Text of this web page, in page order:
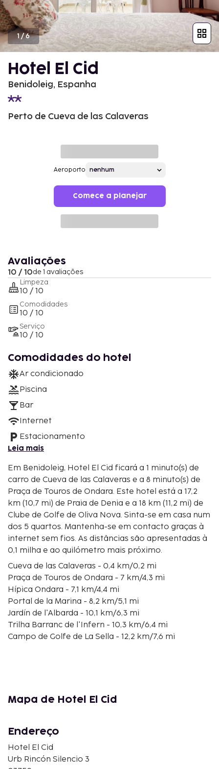
1/6
Hotel El Cid
Benidoleig, Espanha
Perto de Cueva de las Calaveras
Aeroporto
Comece a planejar
Avaliações
10 / 10de 1 avaliações
Limpeza
10 / 10
Comodidades
10 / 10
Serviço
10 / 10
Comodidades do hotel
Ar condicionado
Piscina
Bar
Internet
Estacionamento
Leia mais
Em Benidoleig, Hotel El Cid ficará a 1 minuto(s) de
carro de Cueva de las Calaveras e a 8 minuto(s) de
Praça de Touros de Ondara. Este hotel está a 17,2
km (10,7 mi) de Praia de Denia e a 18 km (11,2 mi) de
Clube de Golfe de Oliva Nova. Sinta-se em casa num
dos 5 quartos. Mantenha-se em contacto graças à
internet sem fios. As distâncias são apresentadas à
0,1 milha e ao quilómetro mais próximo.
Cueva de las Calaveras - 0,4 km/0,2 mi
Praça de Touros de Ondara - 7 km/4,3 mi
Hípica Ondara - 7,1 km/4,4 mi
Portal de la Marina - 8,2 km/5,1 mi
Jardín de l'Albarda - 10,1 km/6,3 mi
Trilha Barranc de l'Infern - 10,3 km/6,4 mi
Campo de Golfe de La Sella - 12,2 km/7,6 mi
Vale de Jalon - 13,8 km/8,6 mi
Platja de les Deveses - 14,4 km/8,9 mi
Centro Ecuestre Oliva Nova - 15,5 km/9,6 mi
Há estacionamento grátis no local. Participe nas
Mapa de Hotel El Cid
Endereço
Hotel El Cid
Urb Rincón Silencio 3